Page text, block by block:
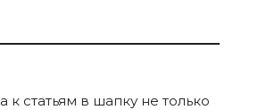
статьям в шапку не только